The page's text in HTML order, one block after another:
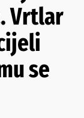
Vrtlar
se